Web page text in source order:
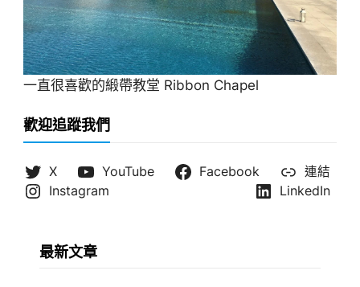
一直很喜歡的緞帶教堂 Ribbon Chapel
歡迎追蹤我們
X YouTube Facebook
連結
Instagram
LinkedIn
最新文章